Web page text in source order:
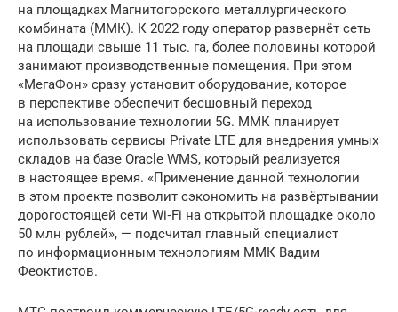
на площадках Магнитогорского металлургического
комбината (ММК). К 2022 году оператор развернёт сеть
на площади свыше 11 тыс. га, более половины которой
занимают производственные помещения. При этом
«МегаФон» сразу установит оборудование, которое
в перспективе обеспечит бесшовный переход
на использование технологии 5G. ММК планирует
использовать сервисы Private LTE для внедрения умных
складов на базе Oracle WMS, который реализуется
в настоящее время. «Применение данной технологии
в этом проекте позволит сэкономить на развёртывании
дорогостоящей сети Wi‑Fi на открытой площадке около
50 млн рублей», — подсчитал главный специалист
по информационным технологиям ММК Вадим
Феоктистов.